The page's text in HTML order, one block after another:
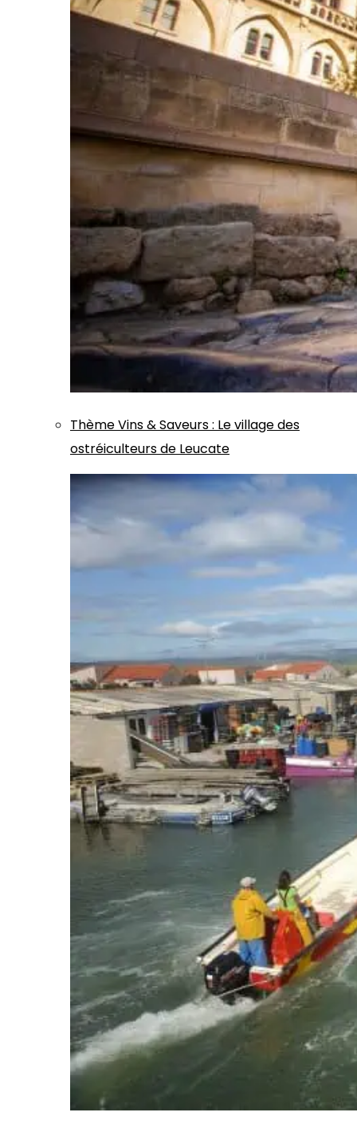
ThèmeVins & Saveurs: Le village des
ostréiculteurs de Leucate